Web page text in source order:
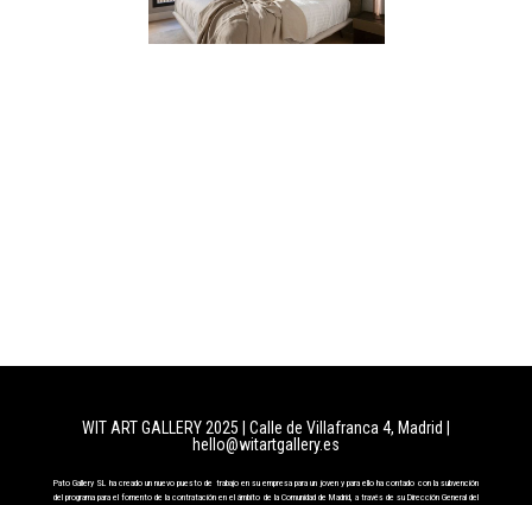
WIT ART GALLERY 2025 | Calle de Villafranca 4, Madrid
hello@witartgallery.es
Pato Gallery SL ha creado un nuevo puesto de trabajo en su empresa para un joven y para ello ha contado con la subvención
del programa para el fomento de la contratación en el ámbito de la Comunidad de Madrid, a través de su Dirección General del